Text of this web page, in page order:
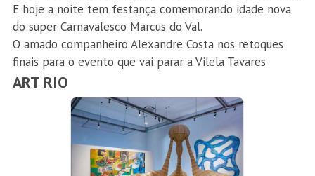
E hoje a noite tem festança comemorando idade nova
do super Carnavalesco Marcus do Val.
O amado companheiro Alexandre Costa nos retoques
finais para o evento que vai parar a Vilela Tavares
ART RIO